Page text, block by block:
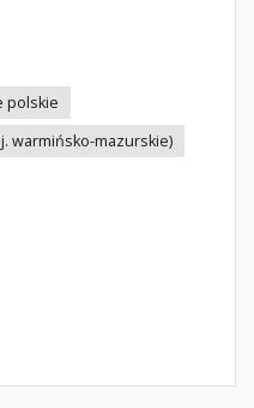
polskie
warmińsko-mazurskie)